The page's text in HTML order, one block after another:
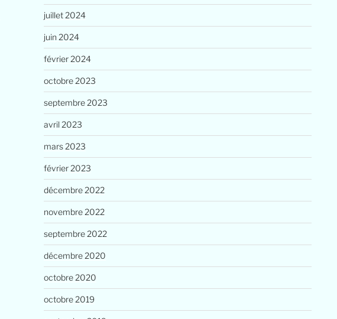
juillet 2024
juin 2024
février 2024
octobre 2023
septembre 2023
avril 2023
mars 2023
février 2023
décembre 2022
novembre 2022
septembre 2022
décembre 2020
octobre 2020
octobre 2019